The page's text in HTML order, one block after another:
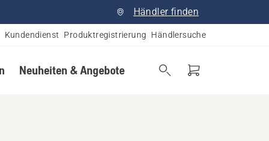
Händler finden
Kundendienst Produktregistrierung Händlersuche
Neuheiten & Angebote